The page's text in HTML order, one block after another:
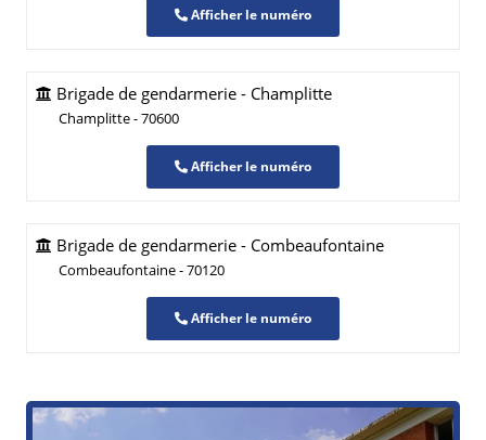
Afficher le numéro
Brigade de gendarmerie - Champlitte
Champlitte - 70600
Afficher le numéro
Brigade de gendarmerie - Combeaufontaine
Combeaufontaine - 70120
Afficher le numéro